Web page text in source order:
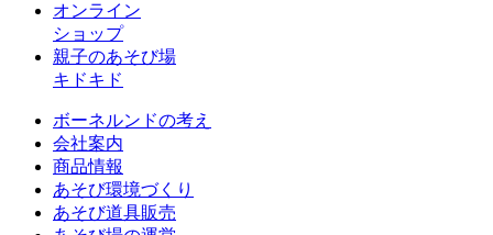
オンライン
ショップ
親子のあそび場
キドキド
ボーネルンドの考え
会社案内
商品情報
あそび環境づくり
あそび道具販売